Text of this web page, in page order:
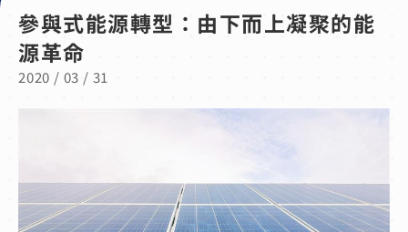
參與式能源轉型：由下而上凝聚的能
源革命
2020 / 03 / 31